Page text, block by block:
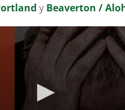
y Beaverton /